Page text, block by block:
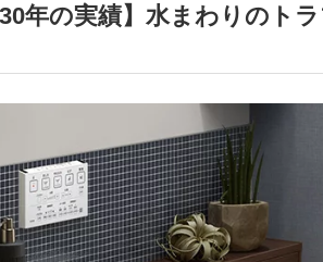
年の実績】水まわりのト